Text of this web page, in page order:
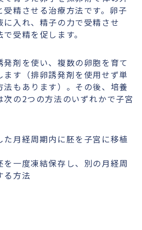
受精させる治療方法です。卵子
に入れ、精子の力で受精させ
受精を促します。
剤を使い、複数の卵胞を育て
ます（排卵誘発剤を使用せず単
法もあります）。その後、培養
次の2つの方法のいずれかで子宮
月経周期内に胚を子宮に移植
一度凍結保存し、別の月経周
る方法